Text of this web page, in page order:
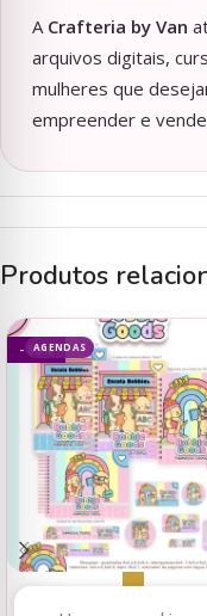
A Crafteria by Van
arquivos digitais,
mulheres que
empreender e
Produtos
AGENDAS
- 80%
Adicionar ao